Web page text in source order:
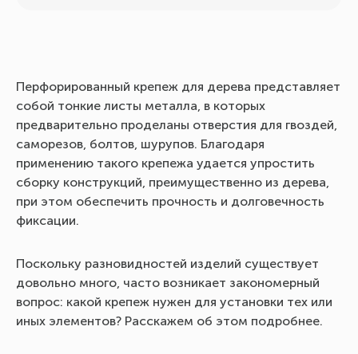
Перфорированный крепеж для дерева представляет
собой тонкие листы металла, в которых
предварительно проделаны отверстия для гвоздей,
саморезов, болтов, шурупов. Благодаря
применению такого крепежа удается упростить
сборку конструкций, преимущественно из дерева,
при этом обеспечить прочность и долговечность
фиксации.
Поскольку разновидностей изделий существует
довольно много, часто возникает закономерный
вопрос: какой крепеж нужен для установки тех или
иных элементов? Расскажем об этом подробнее.